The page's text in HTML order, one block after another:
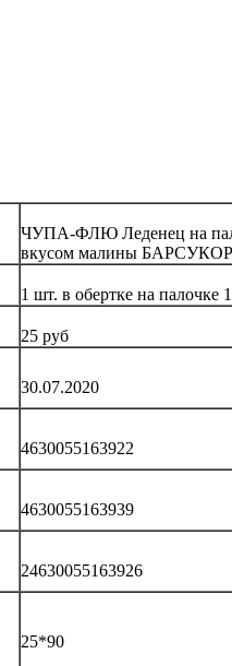
ЧУПА-ФЛЮ Леденец на
вкусом малины
1 шт. в обертке на палочке
25 руб
30.07.2020
4630055163922
4630055163939
24630055163926
25*90